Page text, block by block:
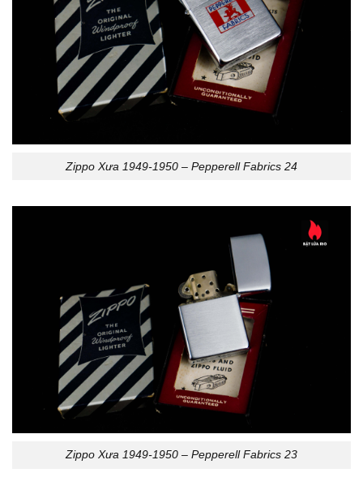
Zippo Xưa 1949-1950 – Pepperell Fabrics 24
Zippo Xưa 1949-1950 – Pepperell Fabrics 23